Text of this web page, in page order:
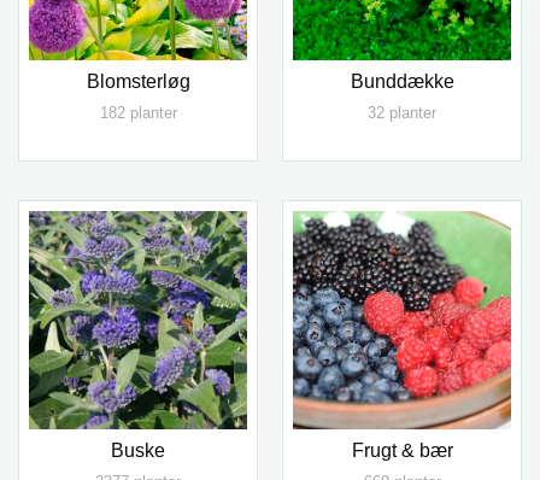
Blomsterløg
182 planter
Bunddække
32 planter
Buske Frugt & bær